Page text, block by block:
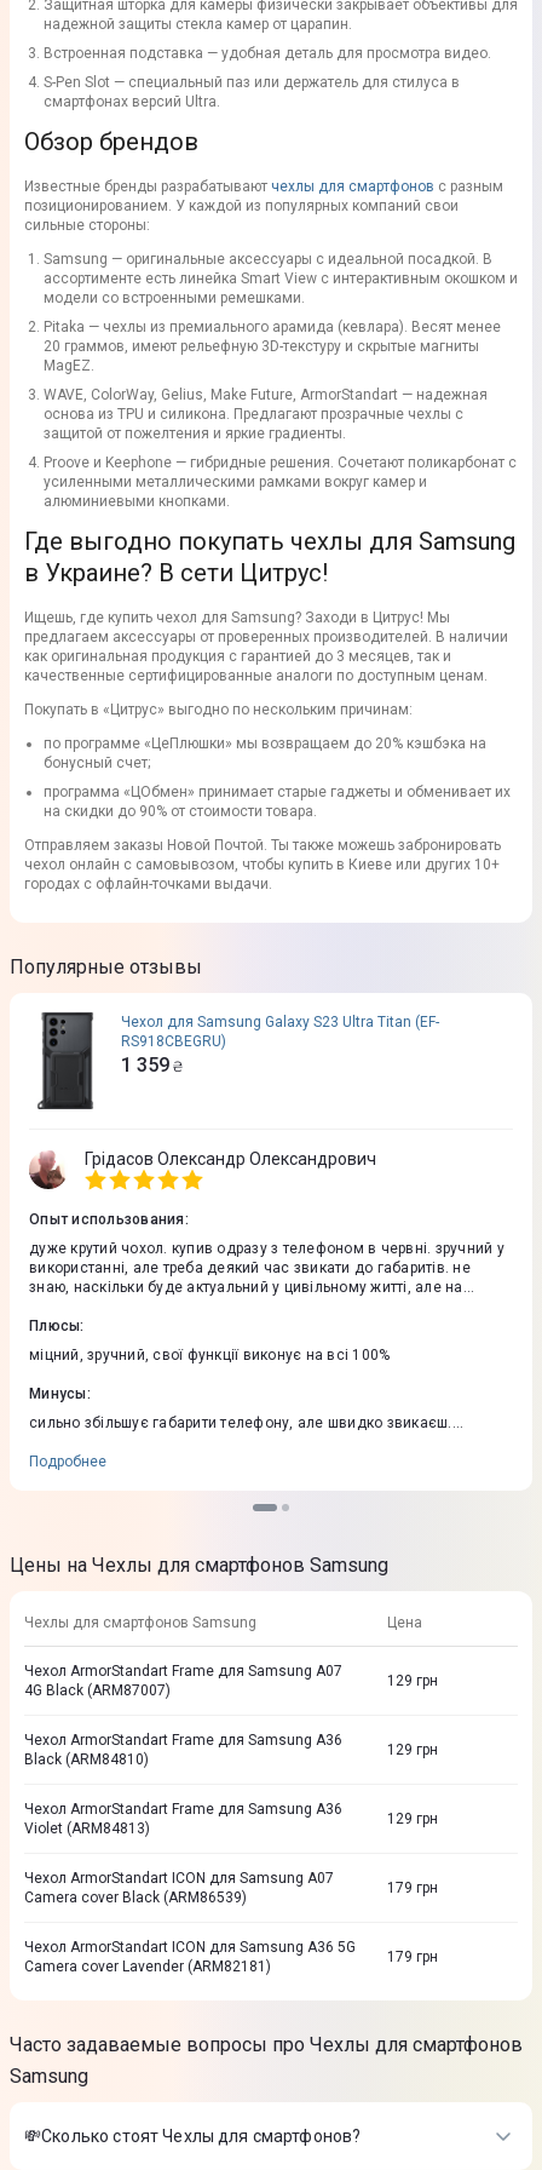
Защитная шторка для камеры физически закрывает объективы для
надежной защиты стекла камер от царапин.
Встроенная подставка — удобная деталь для просмотра видео.
S-Pen Slot — специальный паз или держатель для стилуса в
смартфонах версий Ultra.
Обзор брендов
Известные бренды разрабатывают чехлы для смартфонов с разным
позиционированием. У каждой из популярных компаний свои
сильные стороны:
Samsung — оригинальные аксессуары с идеальной посадкой. В
ассортименте есть линейка Smart View с интерактивным окошком и
модели со встроенными ремешками.
Pitaka — чехлы из премиального арамида (кевлара). Весят менее
20 граммов, имеют рельефную 3D-текстуру и скрытые магниты
MagEZ.
WAVE, ColorWay, Gelius, Make Future, ArmorStandart — надежная
основа из TPU и силикона. Предлагают прозрачные чехлы с
защитой от пожелтения и яркие градиенты.
Proove и Keephone — гибридные решения. Сочетают поликарбонат с
усиленными металлическими рамками вокруг камер и
алюминиевыми кнопками.
Где выгодно покупать чехлы для Samsung
в Украине? В сети Цитрус!
Ищешь, где купить чехол для Samsung? Заходи в Цитрус! Мы
предлагаем аксессуары от проверенных производителей. В наличии
как оригинальная продукция с гарантией до 3 месяцев, так и
качественные сертифицированные аналоги по доступным ценам.
Покупать в «Цитрус» выгодно по нескольким причинам:
по программе «ЦеПлюшки» мы возвращаем до 20% кэшбэка на
бонусный счет;
программа «ЦОбмен» принимает старые гаджеты и обменивает их
на скидки до 90% от стоимости товара.
Отправляем заказы Новой Почтой. Ты также можешь забронировать
чехол онлайн с самовывозом, чтобы купить в Киеве или других 10+
городах с офлайн-точками выдачи.
Популярные отзывы
Чехол для Samsung Galaxy S23 Ultra Titan (EF-
RS918CBEGRU)
1 359 ₴
Грідасов Олександр Олександрович
Опыт использования:
дуже крутий чохол. купив одразу з телефоном в червні. зручний у
використанні, але треба деякий час звикати до габаритів. не
знаю, наскільки буде актуальний у цивільному житті, але на
Плюсы:
міцний, зручний, свої функції виконує на всі 100%
Минусы:
сильно збільшує габарити телефону, але швидко звикаєш.
Подробнее
Цены на Чехлы для смартфонов Samsung
Чехлы для смартфонов Samsung Цена
Чехол ArmorStandart Frame для Samsung A07
4G Black (ARM87007)
129 грн
Чехол ArmorStandart Frame для Samsung A36
Black (ARM84810)
129 грн
Чехол ArmorStandart Frame для Samsung A36
Violet (ARM84813)
129 грн
Чехол ArmorStandart ICON для Samsung A07
Camera cover Black (ARM86539)
179 грн
Чехол ArmorStandart ICON для Samsung A36 5G
Camera cover Lavender (ARM82181)
179 грн
Часто задаваемые вопросы про Чехлы для смартфонов
Samsung
💸Сколько стоят Чехлы для смартфонов?